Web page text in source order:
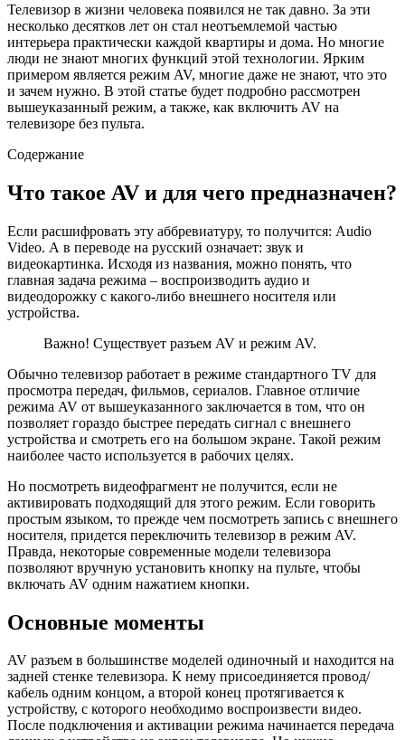
Телевизор в жизни человека появился не так давно. За эти
несколько десятков лет он стал неотъемлемой частью
интерьера практически каждой квартиры и дома. Но многие
люди не знают многих функций этой технологии. Ярким
примером является режим AV, многие даже не знают, что это
и зачем нужно. В этой статье будет подробно рассмотрен
вышеуказанный режим, а также, как включить AV на
телевизоре без пульта.
Содержание
Что такое AV и для чего предназначен?
Если расшифровать эту аббревиатуру, то получится: Audio
Video. А в переводе на русский означает: звук и
видеокартинка. Исходя из названия, можно понять, что
главная задача режима – воспроизводить аудио и
видеодорожку с какого-либо внешнего носителя или
устройства.
Важно! Существует разъем AV и режим AV.
Обычно телевизор работает в режиме стандартного TV для
просмотра передач, фильмов, сериалов. Главное отличие
режима AV от вышеуказанного заключается в том, что он
позволяет гораздо быстрее передать сигнал с внешнего
устройства и смотреть его на большом экране. Такой режим
наиболее часто используется в рабочих целях.
Но посмотреть видеофрагмент не получится, если не
активировать подходящий для этого режим. Если говорить
простым языком, то прежде чем посмотреть запись с внешнего
носителя, придется переключить телевизор в режим AV.
Правда, некоторые современные модели телевизора
позволяют вручную установить кнопку на пульте, чтобы
включать AV одним нажатием кнопки.
Основные моменты
AV разъем в большинстве моделей одиночный и находится на
задней стенке телевизора. К нему присоединяется провод/
кабель одним концом, а второй конец протягивается к
устройству, с которого необходимо воспроизвести видео.
После подключения и активации режима начинается передача